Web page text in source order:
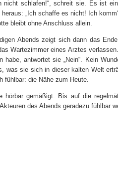
nicht schlafen!“, schreit sie. Es ist
„Ich schaffe es nicht! Ich
bleibt ohne Anschluss allein.
Abends zeigt sich dann das Ende
Wartezimmer eines Arztes
antwortet sie „Nein“. Kein
was sie sich in dieser kalten Welt
fühlbar: die Nähe zum Heute.
hörbar gemäßigt. Bis auf die
des Abends geradezu fühlbar